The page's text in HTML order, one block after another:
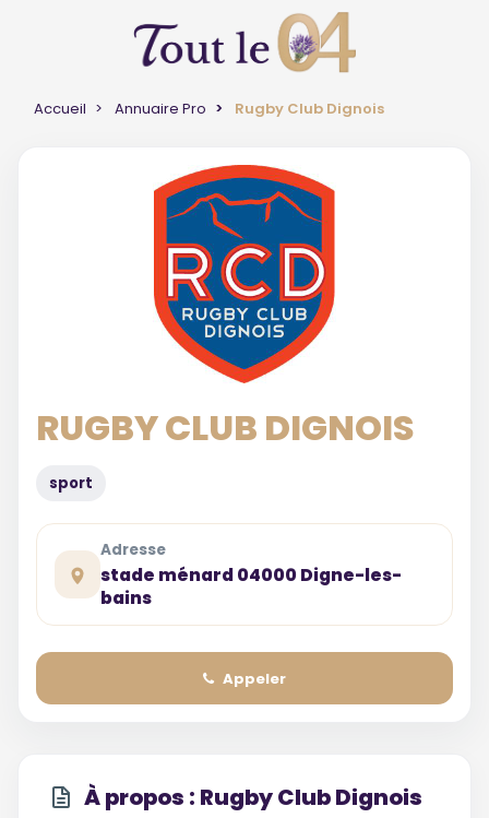
Accueil Annuaire Pro Rugby Club Dignois
RUGBY CLUB DIGNOIS
sport
Adresse
stade ménard 04000 Digne-les-
bains
Appeler
À propos : Rugby Club Dignois